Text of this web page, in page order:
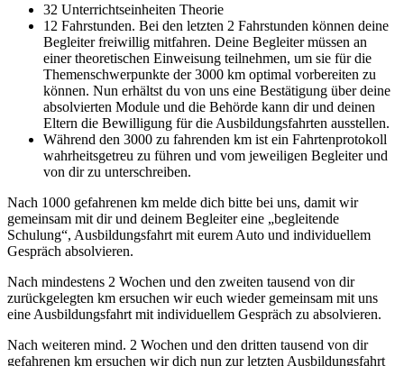
32 Unterrichtseinheiten Theorie
12 Fahrstunden. Bei den letzten 2 Fahrstunden können deine
Begleiter freiwillig mitfahren. Deine Begleiter müssen an
einer theoretischen Einweisung teilnehmen, um sie für die
Themenschwerpunkte der 3000 km optimal vorbereiten zu
können. Nun erhältst du von uns eine Bestätigung über deine
absolvierten Module und die Behörde kann dir und deinen
Eltern die Bewilligung für die Ausbildungsfahrten ausstellen.
Während den 3000 zu fahrenden km ist ein Fahrtenprotokoll
wahrheitsgetreu zu führen und vom jeweiligen Begleiter und
von dir zu unterschreiben.
Nach 1000 gefahrenen km melde dich bitte bei uns, damit wir
gemeinsam mit dir und deinem Begleiter eine „begleitende
Schulung“, Ausbildungsfahrt mit eurem Auto und individuellem
Gespräch absolvieren.
Nach mindestens 2 Wochen und den zweiten tausend von dir
zurückgelegten km ersuchen wir euch wieder gemeinsam mit uns
eine Ausbildungsfahrt mit individuellem Gespräch zu absolvieren.
Nach weiteren mind. 2 Wochen und den dritten tausend von dir
gefahrenen km ersuchen wir dich nun zur letzten Ausbildungsfahrt